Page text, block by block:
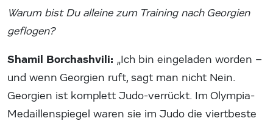
Warum bist Du alleine zum Training nach Georgien
geflogen?
Shamil Borchashvili: „Ich bin eingeladen worden –
und wenn Georgien ruft, sagt man nicht Nein.
Georgien ist komplett Judo-verrückt. Im Olympia-
Medaillenspiegel waren sie im Judo die viertbeste